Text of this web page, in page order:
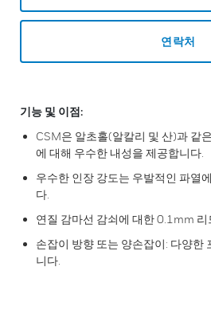
연락처
기능 및 이점:
CSM은 알초홀(알칼리 및 산)과 같
에 대해 우수한 내성을 제공합니다.
우수한 인장 강도는 우발적인 파열
다.
연질 감마선 감쇠에 대한 0.1mm 리
손잡이 방향 또는 양손잡이: 다양한
니다.